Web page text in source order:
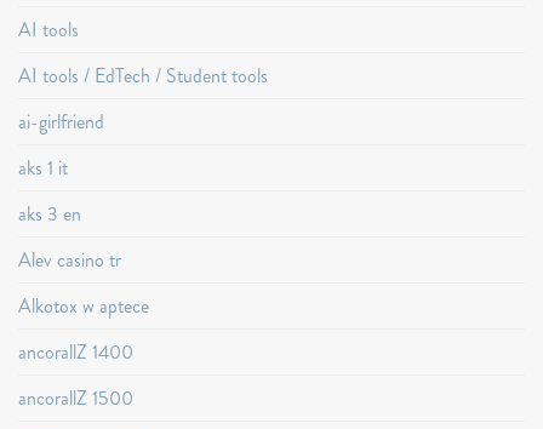
AI tools
AI tools / EdTech / Student tools
ai-girlfriend
aks 1 it
aks 3 en
Alev casino tr
Alkotox w aptece
ancorallZ 1400
ancorallZ 1500